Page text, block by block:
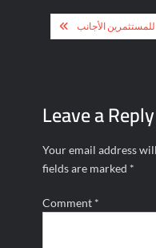
Post
navigation
الأجانب
Leave a Reply
Your email address
fields are marked *
Comment *